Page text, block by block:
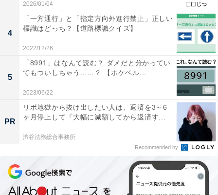
2026/01/04
4
「一方通行」と「指定方向外進行禁止」正しい
標識はどっち？【道路標識クイズ】
2022/12/26
5
「8991」はなんて読む？ ダメだと分かってい
てもついしちゃう……？ 【ポケベル...
2023/06/22
PR
リボ地獄から抜け出したい人は、返済を3～6
ヶ月停止して『大幅に減額してから返済す...
渋谷法務総合事務所
Recommended by